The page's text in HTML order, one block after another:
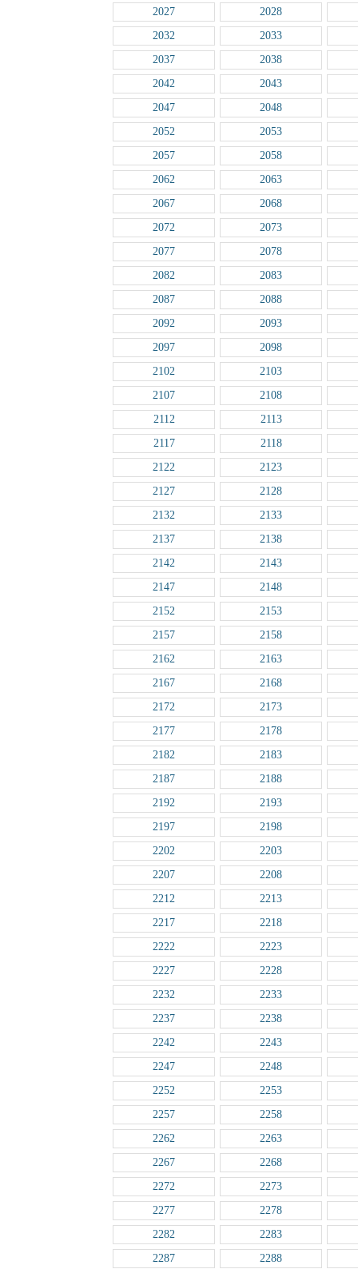
2027
2028
2032
2033
2037
2038
2042
2043
2047
2048
2052
2053
2057
2058
2062
2063
2067
2068
2072
2073
2077
2078
2082
2083
2087
2088
2092
2093
2097
2098
2102
2103
2107
2108
2112
2113
2117
2118
2122
2123
2127
2128
2132
2133
2137
2138
2142
2143
2147
2148
2152
2153
2157
2158
2162
2163
2167
2168
2172
2173
2177
2178
2182
2183
2187
2188
2192
2193
2197
2198
2202
2203
2207
2208
2212
2213
2217
2218
2222
2223
2227
2228
2232
2233
2237
2238
2242
2243
2247
2248
2252
2253
2257
2258
2262
2263
2267
2268
2272
2273
2277
2278
2282
2283
2287
2288